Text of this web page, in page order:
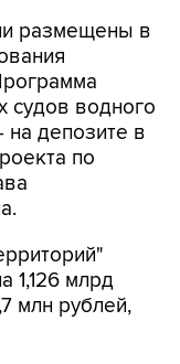
размещены в
судов водного
на депозите в
по
1,126 млрд
млн рублей,